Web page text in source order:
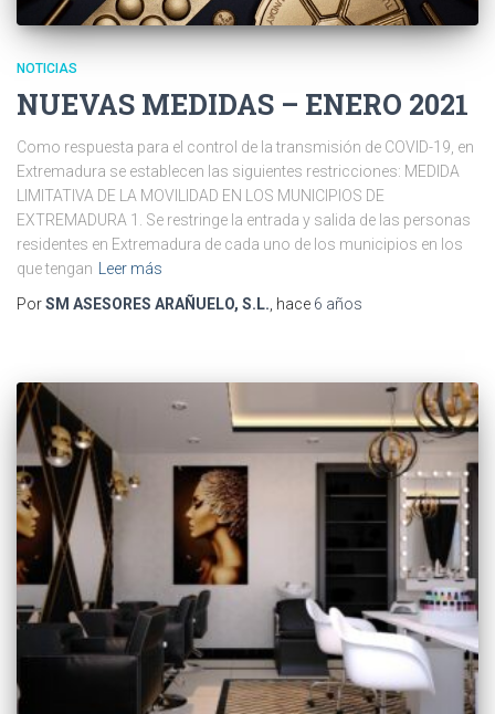
NOTICIAS
NUEVAS MEDIDAS – ENERO 2021
Como respuesta para el control de la transmisión de COVID-19, en
Extremadura se establecen las siguientes restricciones: MEDIDA
LIMITATIVA DE LA MOVILIDAD EN LOS MUNICIPIOS DE
EXTREMADURA 1. Se restringe la entrada y salida de las personas
residentes en Extremadura de cada uno de los municipios en los
que tengan Leer más
PorSM ASESORES ARAÑUELO, S.L., hace 6 años